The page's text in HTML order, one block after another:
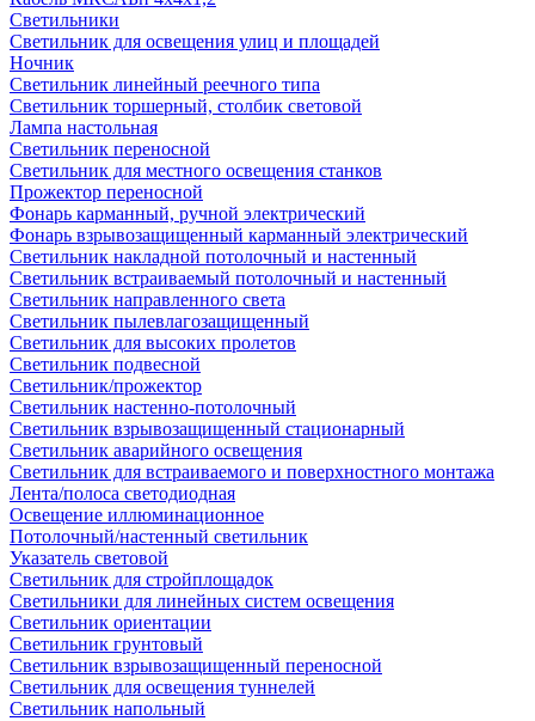
Светильники
Светильник для освещения улиц и площадей
Ночник
Светильник линейный реечного типа
Светильник торшерный, столбик световой
Лампа настольная
Светильник переносной
Светильник для местного освещения станков
Прожектор переносной
Фонарь карманный, ручной электрический
Фонарь взрывозащищенный карманный электрический
Светильник накладной потолочный и настенный
Светильник встраиваемый потолочный и настенный
Светильник направленного света
Светильник пылевлагозащищенный
Светильник для высоких пролетов
Светильник подвесной
Светильник/прожектор
Светильник настенно-потолочный
Светильник взрывозащищенный стационарный
Светильник аварийного освещения
Светильник для встраиваемого и поверхностного монтажа
Лента/полоса светодиодная
Освещение иллюминационное
Потолочный/настенный светильник
Указатель световой
Светильник для стройплощадок
Светильники для линейных систем освещения
Светильник ориентации
Светильник грунтовый
Светильник взрывозащищенный переносной
Светильник для освещения туннелей
Светильник напольный